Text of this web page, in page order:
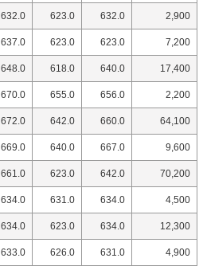
632.0 623.0 632.0 2,900
637.0 623.0 623.0 7,200
648.0 618.0 640.0 17,400
670.0 655.0 656.0 2,200
672.0 642.0 660.0 64,100
669.0 640.0 667.0 9,600
661.0 623.0 642.0 70,200
634.0 631.0 634.0 4,500
634.0 623.0 634.0 12,300
633.0 626.0 631.0 4,900